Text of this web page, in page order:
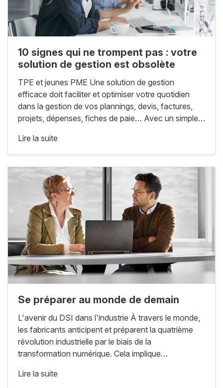
10 signes qui ne trompent pas : votre
solution de gestion est obsolète
TPE et jeunes PME Une solution de gestion
efficace doit faciliter et optimiser votre quotidien
dans la gestion de vos plannings, devis, factures,
projets, dépenses, fiches de paie… Avec un simple…
Lire la suite
Se préparer au monde de demain
L'avenir du DSI dans l'industrie À travers le monde,
les fabricants anticipent et préparent la quatrième
révolution industrielle par le biais de la
transformation numérique. Cela implique…
Lire la suite